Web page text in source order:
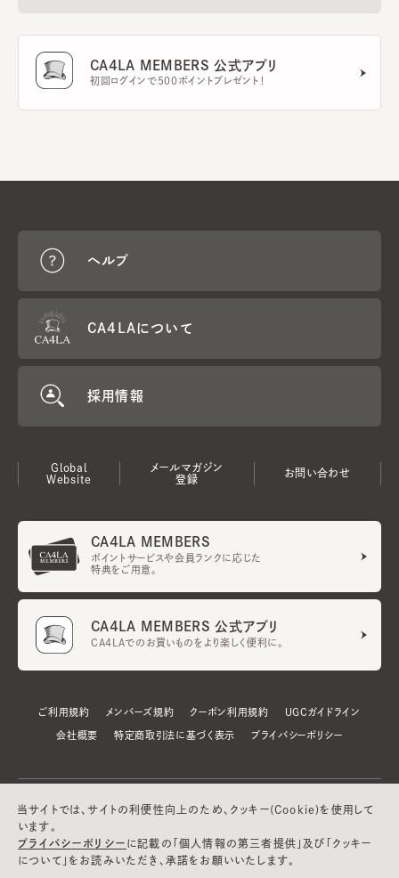
CA4LA MEMBERS 公式アプリ
初回ログインで500ポイントプレゼント！
ヘルプ
CA4LAについて
採用情報
Global
Website
メールマガジン
登録
お問い合わせ
CA4LA MEMBERS
ポイントサービスや会員ランクに応じた
特典をご用意。
CA4LA MEMBERS 公式アプリ
CA4LAでのお買いものをより楽しく便利に。
ご利用規約 メンバーズ規約 クーポン利用規約 UGCガイドライン
会社概要 特定商取引法に基づく表示 プライバシーポリシー
当サイトでは、サイトの利便性向上のため、クッキー(Cookie)を使用して
います。
プライバシーポリシー に記載の「個人情報の第三者提供」及び「クッキー
について」をお読みいただき、承諾をお願いいたします。